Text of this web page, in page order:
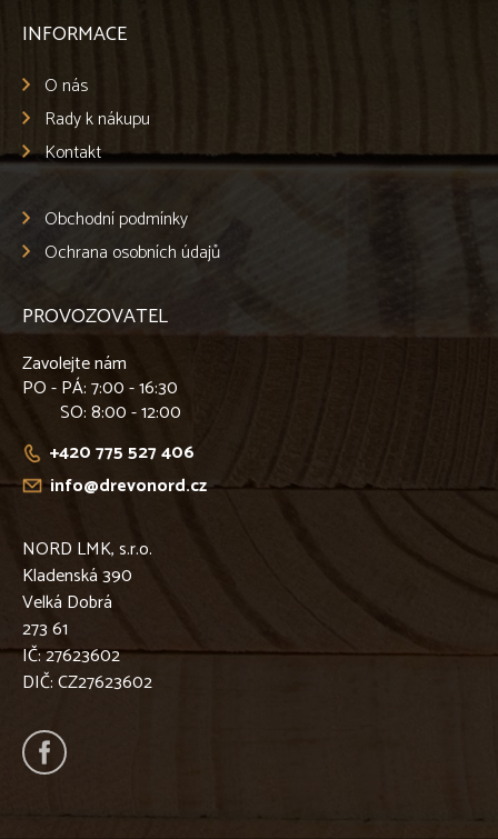
INFORMACE
O nás
Rady k nákupu
Kontakt
Obchodní podmínky
Ochrana osobních údajů
PROVOZOVATEL
Zavolejte nám
PO - PÁ: 7:00 - 16:30
SO: 8:00 - 12:00
+420 775 527 406
info@drevonord.cz
NORD LMK, s.r.o.
Kladenská 390
Velká Dobrá
273 61
IČ: 27623602
DIČ: CZ27623602